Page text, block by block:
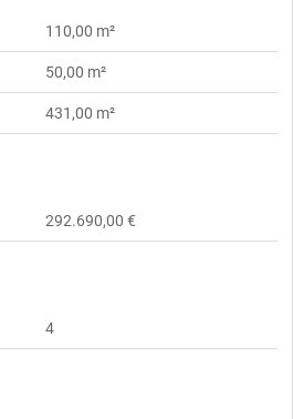
110,00 m²
50,00 m²
431,00 m²
292.690,00 €
4